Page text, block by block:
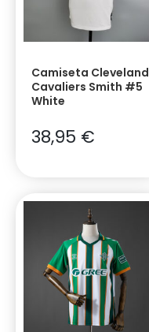
Camiseta Cleveland
Cavaliers Smith #5
White
38,95 €